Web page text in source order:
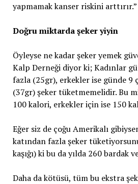
yapmamak kanser riskini arttırır.”
Doğru miktarda şeker yiyin
Öyleyse ne kadar şeker yemek
Kalp Derneği diyor ki; Kadınlar
fazla (25gr), erkekler ise günde 9
(37gr) şeker tüketmemelidir. Bu
100 kalori, erkekler için ise 150
Eğer siz de çoğu Amerikalı
katından fazla şeker
kaşığı) ki bu da yılda 260 bardak
Daha da kötüsü, tüm bu ekstra